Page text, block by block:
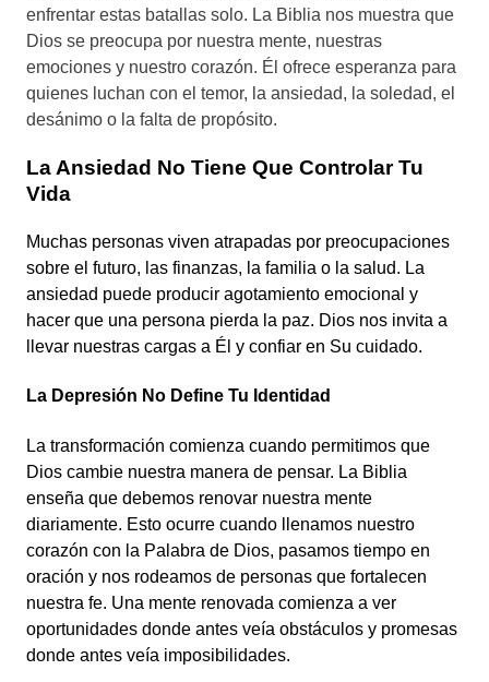
enfrentar estas batallas solo. La Biblia nos muestra que
Dios se preocupa por nuestra mente, nuestras
emociones y nuestro corazón. Él ofrece esperanza para
quienes luchan con el temor, la ansiedad, la soledad, el
desánimo o la falta de propósito.
La Ansiedad No Tiene Que Controlar Tu
Vida
Muchas personas viven atrapadas por preocupaciones
sobre el futuro, las finanzas, la familia o la salud. La
ansiedad puede producir agotamiento emocional y
hacer que una persona pierda la paz. Dios nos invita a
llevar nuestras cargas a Él y confiar en Su cuidado.
La Depresión No Define Tu Identidad
La transformación comienza cuando permitimos que
Dios cambie nuestra manera de pensar. La Biblia
enseña que debemos renovar nuestra mente
diariamente. Esto ocurre cuando llenamos nuestro
corazón con la Palabra de Dios, pasamos tiempo en
oración y nos rodeamos de personas que fortalecen
nuestra fe. Una mente renovada comienza a ver
oportunidades donde antes veía obstáculos y promesas
donde antes veía imposibilidades.